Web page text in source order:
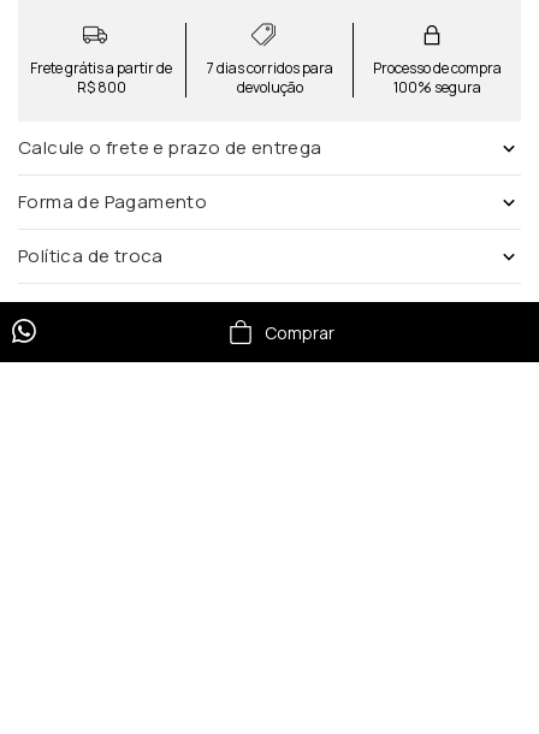
Frete grátis a partir de
R$ 800
7 dias corridos para
devolução
Processo de compra
100% segura
Calcule o frete e prazo de entrega
Forma de Pagamento
Política de troca
Comprar